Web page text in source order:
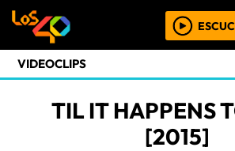
VIDEOCLIPS
TIL IT HAPPENS
[2015]